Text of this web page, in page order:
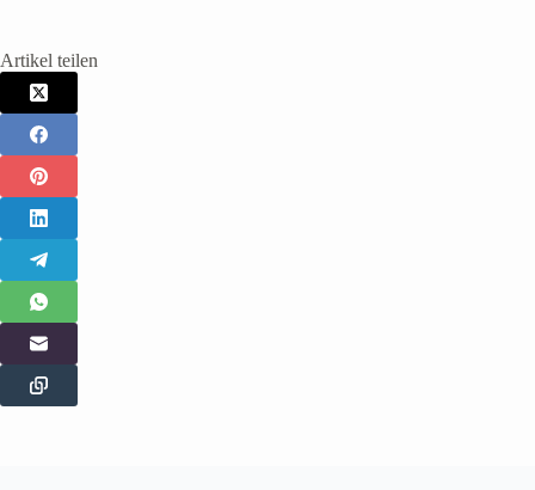
Artikel teilen